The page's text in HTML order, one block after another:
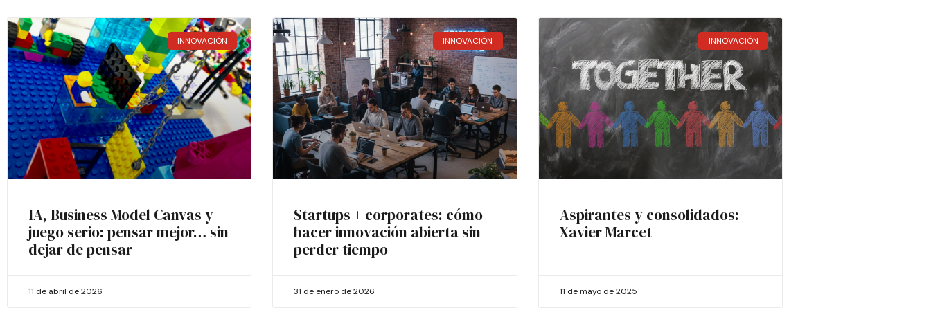
INNOVACIÓN
IA, Business Model Canvas y
juego serio: pensar mejor… sin
dejar de pensar
11 de abril de 2026
INNOVACIÓN
Startups + corporates: cómo
hacer innovación abierta sin
perder tiempo
31 de enero de 2026
INNOVACIÓN
Aspirantes y consolidados:
Xavier Marcet
11 de mayo de 2025